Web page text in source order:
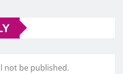
not be published.